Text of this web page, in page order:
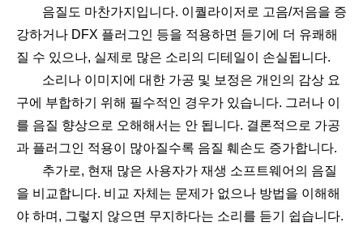
음질도 마찬가지입니다. 이퀄라이저로 고음/저음을 증
강하거나 DFX 플러그인 등을 적용하면 듣기에 더 유쾌해
질 수 있으나, 실제로 많은 소리의 디테일이 손실됩니다.
소리나 이미지에 대한 가공 및 보정은 개인의 감상 요
구에 부합하기 위해 필수적인 경우가 있습니다. 그러나 이
를 음질 향상으로 오해해서는 안 됩니다. 결론적으로 가공
과 플러그인 적용이 많아질수록 음질 훼손도 증가합니다.
추가로, 현재 많은 사용자가 재생 소프트웨어의 음질
을 비교합니다. 비교 자체는 문제가 없으나 방법을 이해해
야 하며, 그렇지 않으면 무지하다는 소리를 듣기 쉽습니다.